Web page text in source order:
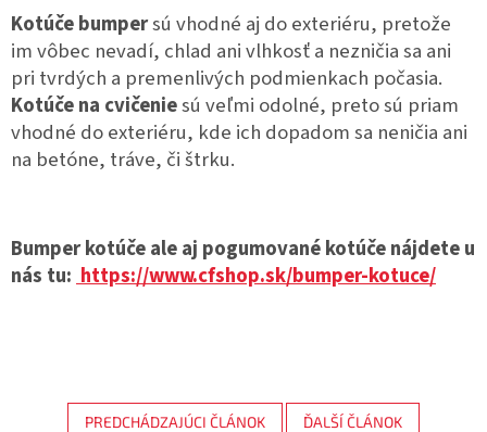
Kotúče bumpersú vhodné aj do exteriéru, pretože
im vôbec nevadí, chlad ani vlhkosť a nezničia sa ani
pri tvrdých a premenlivých podmienkach počasia.
Kotúče na cvičeniesú veľmi odolné, preto sú priam
vhodné do exteriéru, kde ich dopadom sa neničia ani
na betóne, tráve, či štrku.
Bumper kotúče ale aj pogumované kotúče nájdete u
nás tu: https://www.cfshop.sk/bumper-kotuce/
PREDCHÁDZAJÚCI ČLÁNOK ĎALŠÍ ČLÁNOK